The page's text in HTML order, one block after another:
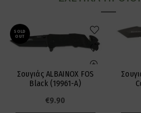
SOLD
OUT
Σουγιάς ALBAINOX FOS
Black (19961-A)
€9.90